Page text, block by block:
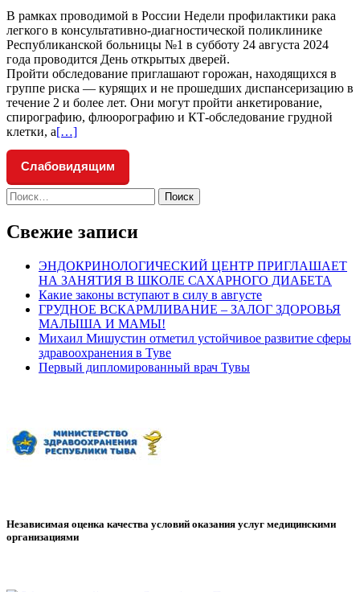
В рамках проводимой в России Недели профилактики рака
легкого в консультативно-диагностической поликлинике
Республиканской больницы №1 в субботу 24 августа 2024
года проводится День открытых дверей.
Пройти обследование приглашают горожан, находящихся в
группе риска — курящих и не прошедших диспансеризацию в
течение 2 и более лет. Они могут пройти анкетирование,
спирографию, флюорографию и КТ-обследование грудной
клетки, аЧитать
ДИАГНОСТИЧЕСКАЯ
ПОЛИКЛИНИКА
ПРОВОДИТ
ОТКРЫТЫХ
[…]
Слабовидящим
Найти:
Свежие записи
ЭНДОКРИНОЛОГИЧЕСКИЙ ЦЕНТР ПРИГЛАШАЕТ
НА ЗАНЯТИЯ В ШКОЛЕ САХАРНОГО ДИАБЕТА
Какие законы вступают в силу в августе
ГРУДНОЕ ВСКАРМЛИВАНИЕ – ЗАЛОГ ЗДОРОВЬЯ
МАЛЫША И МАМЫ!
Михаил Мишустин отметил устойчивое развитие сферы
здравоохранения в Туве
Первый дипломированный врач Тувы
Независимая оценка качества условий оказания услуг медицинскими
организациями